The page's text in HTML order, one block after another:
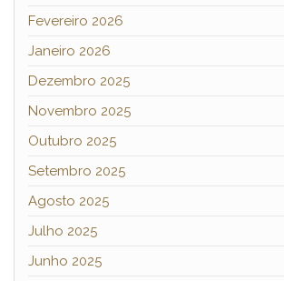
Fevereiro 2026
Janeiro 2026
Dezembro 2025
Novembro 2025
Outubro 2025
Setembro 2025
Agosto 2025
Julho 2025
Junho 2025